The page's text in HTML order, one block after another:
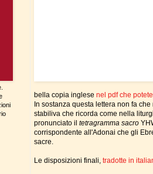
bella copia inglese nel pdf che
In sostanza questa lettera non fa
stabiliva che ricorda come nella
pronunciato il tetragramma sacro
corrispondente all'Adonai che gli
sacre.
Le disposizioni finali, tradotte in